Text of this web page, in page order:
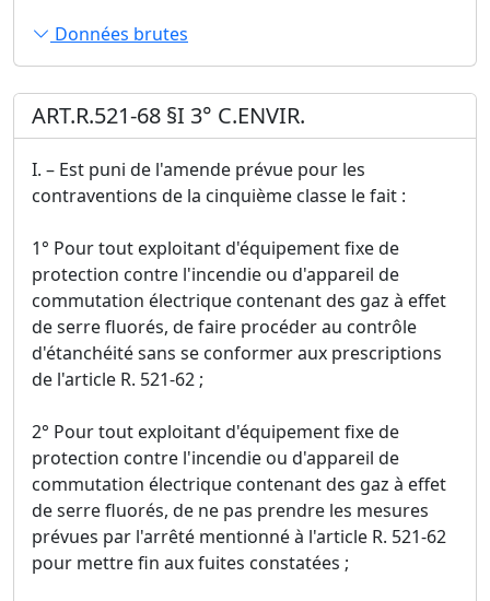
Données brutes
ART.R.521-68 §I 3° C.ENVIR.
I. – Est puni de l'amende prévue pour les
contraventions de la cinquième classe le fait :
1° Pour tout exploitant d'équipement fixe de
protection contre l'incendie ou d'appareil de
commutation électrique contenant des gaz à effet
de serre fluorés, de faire procéder au contrôle
d'étanchéité sans se conformer aux prescriptions
de l'article R. 521-62 ;
2° Pour tout exploitant d'équipement fixe de
protection contre l'incendie ou d'appareil de
commutation électrique contenant des gaz à effet
de serre fluorés, de ne pas prendre les mesures
prévues par l'arrêté mentionné à l'article R. 521-62
pour mettre fin aux fuites constatées ;